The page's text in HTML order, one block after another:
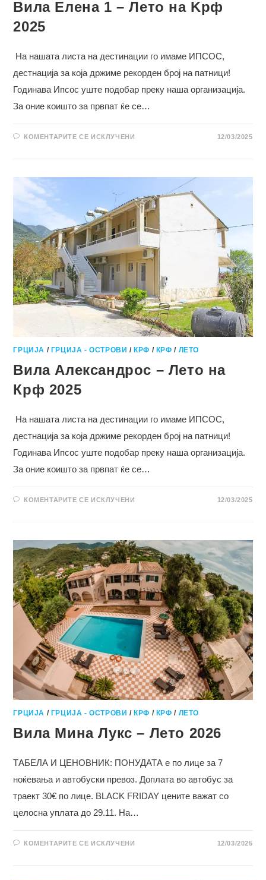
Вила Елена 1 – Лето на Kрф
2025
На нашата листа на дестинации го имаме ИПСОС,
дестнација за која држиме рекорден број на патници!
Годинава Ипсос уште подобар преку наша организација.
За оние коишто за првпат ќе се…
КОМЕНТАРИТЕ СЕ ИСКЛУЧЕНИ
2025
12/03/2025
ГРЦИЈА / ГРЦИЈА - ОСТРОВИ /КРФ / КРФ / ЛЕТО
Вила Александрос – Лето на
Крф 2025
На нашата листа на дестинации го имаме ИПСОС,
дестнација за која држиме рекорден број на патници!
Годинава Ипсос уште подобар преку наша организација.
За оние коишто за првпат ќе се…
КОМЕНТАРИТЕ СЕ ИСКЛУЧЕНИ
КРФ
2025
12/03/2025
ГРЦИЈА / ГРЦИЈА - ОСТРОВИ / КРФ / КРФ / ЛЕТО
Вила Мина Лукс – Лето 2026
ТАБЕЛА И ЦЕНОВНИК: ПОНУДАТА е по лице за 7
ноќевања и автобуски превоз. Доплата во автобус за
траект 30€ по лице. BLACK FRIDAY цените важат со
целосна уплата до 29.11. На…
КОМЕНТАРИТЕ СЕ ИСКЛУЧЕНИ 12/03/2025